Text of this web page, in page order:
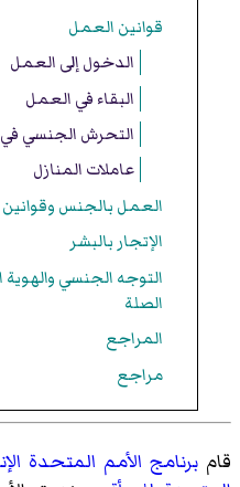
قوانين العمل
الدخول إلى العمل
البقاء في العمل
التحرش الجنسي
عاملات المنازل
العمل بالجنس
الإتجار بالبشر
التوجه الجنسي والهوية
الصلة
المراجع
مراجع
قام برنامج الأمم المتحدة